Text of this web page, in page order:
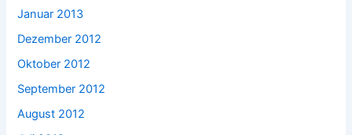
Januar 2013
Dezember 2012
Oktober 2012
September 2012
August 2012